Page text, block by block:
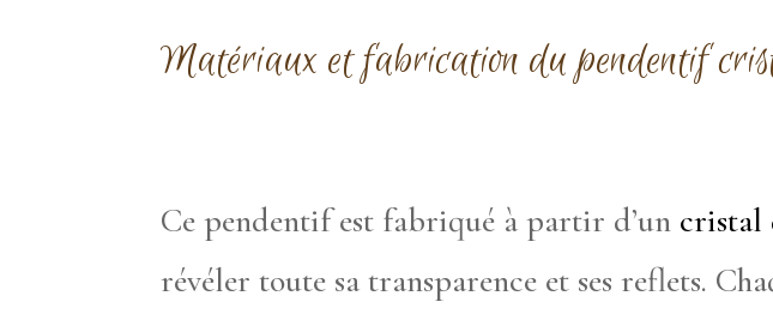
Matériaux et fabrication du pendentif
Ce pendentif est fabriqué à partir d’un cristal
révéler toute sa transparence et ses reflets.